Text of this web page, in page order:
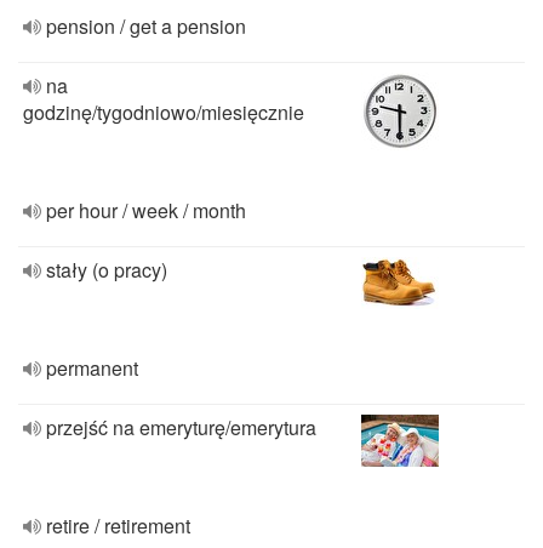
pension / get a pension
na
godzinę/tygodniowo/miesięcznie
per hour / week / month
stały (o pracy)
permanent
przejść na emeryturę/emerytura
retire / retirement